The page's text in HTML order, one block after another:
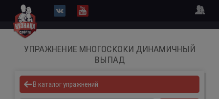
УПРАЖНЕНИЕ МНОГОСКОКИ ДИНАМИЧНЫЙ
ВЫПАД
В каталог упражнений